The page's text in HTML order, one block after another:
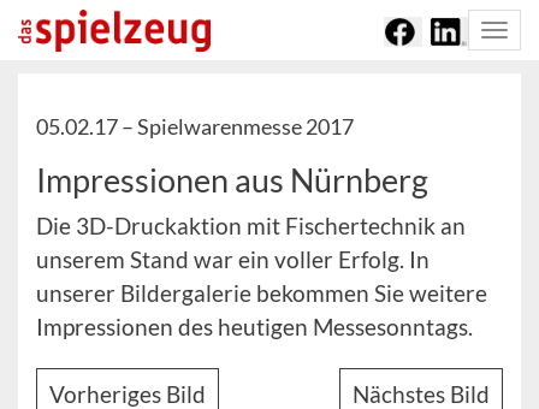
05.02.17 –Spielwarenmesse 2017
Impressionen aus Nürnberg
Die 3D-Druckaktion mit Fischertechnik an
unserem Stand war ein voller Erfolg. In
unserer Bildergalerie bekommen Sie weitere
Impressionen des heutigen Messesonntags.
Vorheriges Bild Nächstes Bild